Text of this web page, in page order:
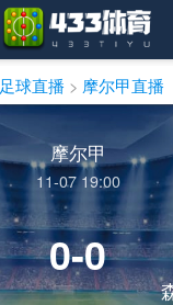
足球直播 > 摩尔甲直播
摩尔甲
11-07 19:00
0-0